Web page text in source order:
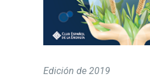
Edición de 2019